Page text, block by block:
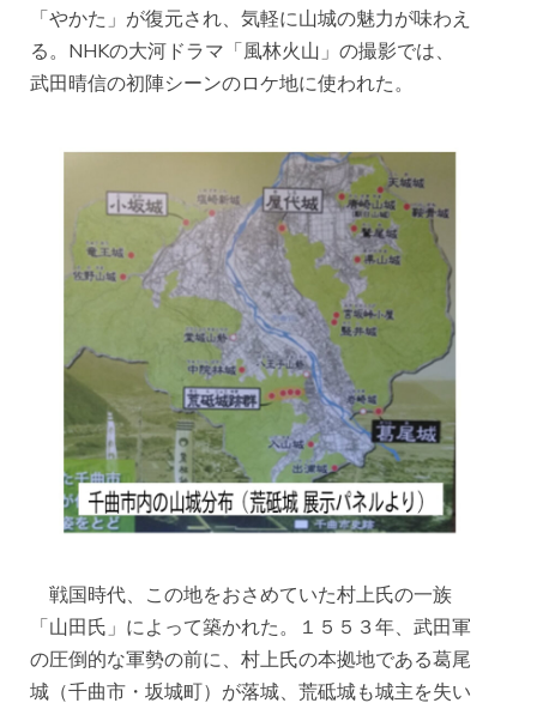
「やかた」が復元され、気軽に山城の魅力が味わえ
る。NHKの大河ドラマ「風林火山」の撮影では、
武田晴信の初陣シーンのロケ地に使われた。
戦国時代、この地をおさめていた村上氏の一族
「山田氏」によって築かれた。１５５３年、武田軍
の圧倒的な軍勢の前に、村上氏の本拠地である葛尾
城（千曲市・坂城町）が落城、荒砥城も城主を失い